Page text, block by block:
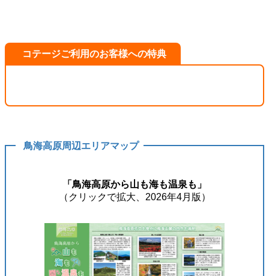
コテージご利用のお客様への特典
鳥海高原周辺エリアマップ
「鳥海高原から山も海も温泉も」
（クリックで拡大、2026年4月版）